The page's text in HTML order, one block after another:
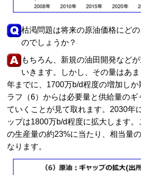
枯渇問題は将来の原油価格にど
のでしょうか？
もちろん、新規の油田開発など
いきます。しかし、その量はあ
年までに、1700万b/d程度の増加し
ラフ（6）からは必要量と供給量のギ
ていくことが見て取れます。2030年
ップは1800万b/d程度に拡大します
の生産量の約23%に当たり、相当量
なります。